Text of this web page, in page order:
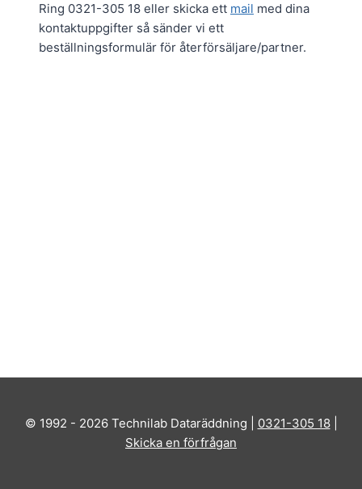
Ring 0321-305 18 eller skicka ett mail med dina
kontaktuppgifter så sänder vi ett
beställningsformulär för återförsäljare/partner.
© 1992 - 2026 Technilab Dataräddning | 0321-305 18|
Skicka en förfrågan